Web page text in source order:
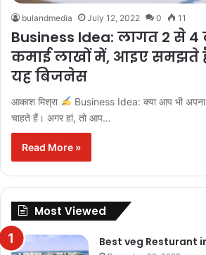
bulandmedia July 12, 2022 0 11
Business Idea: लागत 2 से
कमाई लाखों में, आइए
यह बिजनेस
आकाश मिश्रा
Business Idea: क्या आप भी
चाहते हैं। अगर हां, तो आप…
Read More »
Most Viewed
Best veg Resturant